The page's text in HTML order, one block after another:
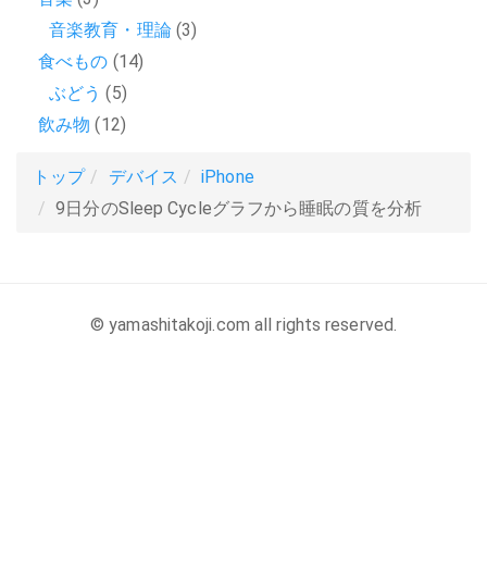
音楽教育・理論(3)
食べもの (14)
ぶどう (5)
飲み物 (12)
トップ デバイス
iPhone
9日分のSleep Cycleグラフから睡眠の質を分析
© yamashitakoji.com all rights reserved.